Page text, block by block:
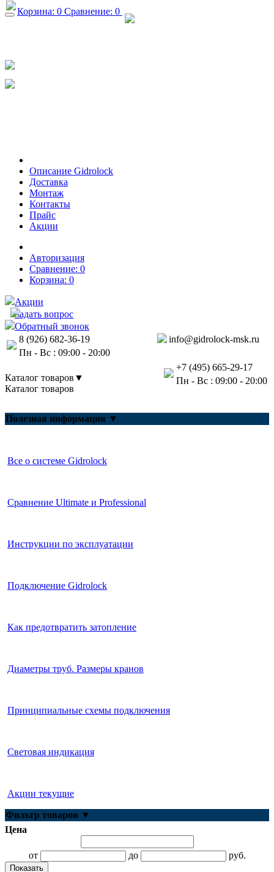
Корзина: 0 Сравнение: 0
+7 (926) 682-36-19
Описание Gidrolock
Доставка
Монтаж
Контакты
Прайс
Акции
Авторизация
Сравнение: 0
Корзина: 0
Акции
Задать вопрос
Обратный звонок
info@gidrolock-msk.ru
8 (926) 682-36-19
Пн - Вс : 09:00 - 20:00
+7 (495) 665-29-17
Пн - Вс : 09:00 - 20:00
Каталог товаров ▼
Каталог товаров
Gidrolock для квартиры
Блоки управления Gidrolock
Датчики протечки воды Gidrolock
Gidrolock Universal
Gidrolock GSM
GIDROLOCK по диаметру трубы
Полезная информация ▼
Все о системе Gidrolock
Сравнение Ultimate и Professional
Инструкции по эксплуатации
Подключение Gidrolock
Как предотвратить затопление
Диаметры труб. Размеры кранов
Принципиальные схемы подключения
Световая индикация
Акции текущие
Фильтр товаров ▼
Цена
от до руб.